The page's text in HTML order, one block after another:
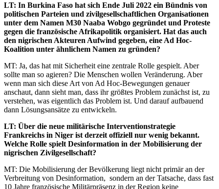
LT: In Burkina Faso hat sich Ende Juli 2022 ein Bündnis von
politischen Parteien und zivilgesellschaftlichen Organisationen
unter dem Namen M30 Naaba Wobgo gegründet und Proteste
gegen die französische Afrikapolitik organisiert. Hat das auch
den nigrischen Akteuren Aufwind gegeben, eine Ad Hoc-
Koalition unter ähnlichem Namen zu gründen?
MT: Ja, das hat mit Sicherheit eine zentrale Rolle gespielt. Aber
sollte man so agieren? Die Menschen wollen Veränderung. Aber
wenn man sich diese Art von Ad Hoc-Bewegungen genauer
anschaut, dann sieht man, dass ihr größtes Problem zunächst ist, zu
verstehen, was eigentlich das Problem ist. Und darauf aufbauend
dann Lösungsansätze zu entwickeln.
LT: Über die neue militärische Interventionstrategie
Frankreichs in Niger ist derzeit offiziell nur wenig bekannt.
Welche Rolle spielt Desinformation in der Mobilisierung der
nigrischen Zivilgesellschaft?
MT: Die Mobilisierung der Bevölkerung liegt nicht primär an der
Verbreitung von Desinformation, sondern an der Tatsache, dass fast
10 Jahre französische Militärpräsenz in der Region keine